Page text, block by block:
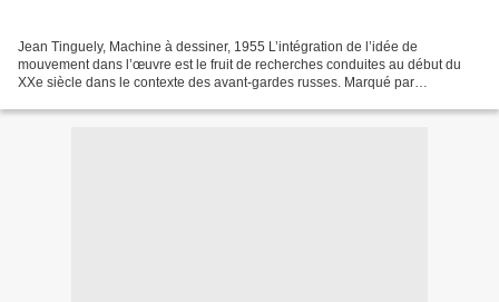
Jean Tinguely, Machine à dessiner, 1955 L’intégration de l’idée de
mouvement dans l’œuvre est le fruit de recherches conduites au début du
XXe siècle dans le contexte des avant-gardes russes. Marqué par